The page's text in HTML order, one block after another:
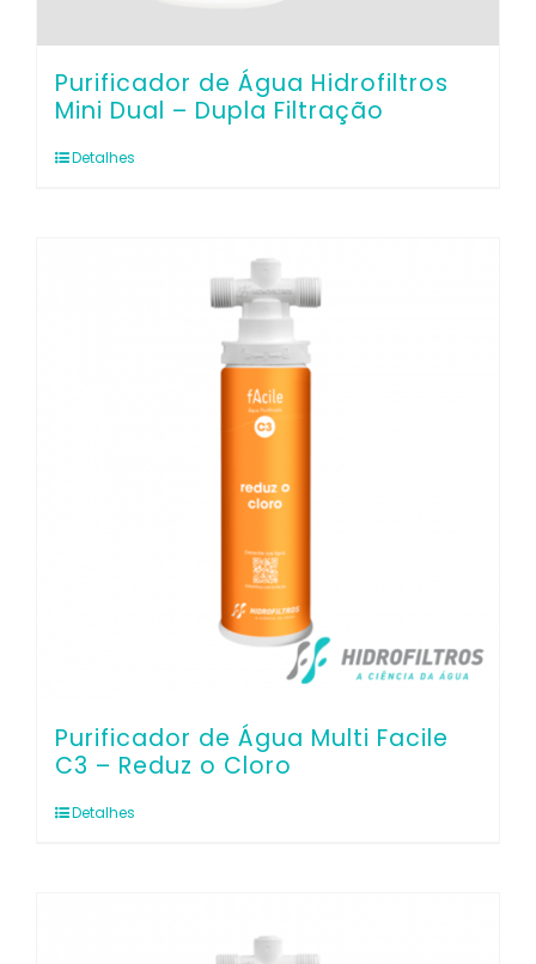
Purificador de Água Hidrofiltros
Mini Dual – Dupla Filtração
Detalhes
Purificador de Água Multi Facile
C3 – Reduz o Cloro
Detalhes